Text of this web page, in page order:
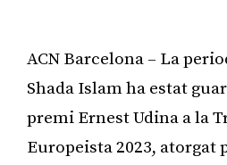
ACN Barcelona – La
Shada Islam ha estat
premi Ernest Udina a la
Europeista 2023, atorgat